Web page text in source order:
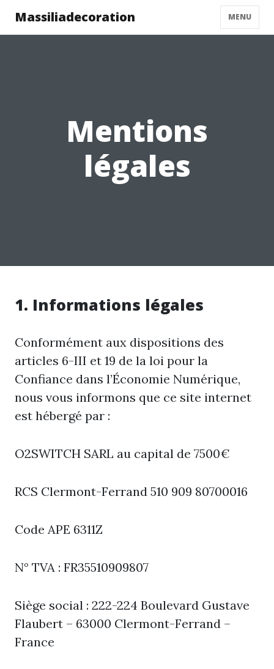
Massiliadecoration MENU
Mentions
légales
1. Informations légales
Conformément aux dispositions des
articles 6-III et 19 de la loi pour la
Confiance dans l’Économie Numérique,
nous vous informons que ce site internet
est hébergé par :
O2SWITCH SARL au capital de 7500€
RCS Clermont-Ferrand 510 909 80700016
Code APE 6311Z
N° TVA : FR35510909807
Siège social : 222-224 Boulevard Gustave
Flaubert – 63000 Clermont-Ferrand –
France